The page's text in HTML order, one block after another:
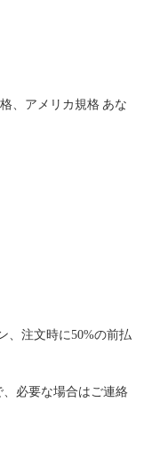
、アメリカ規格 あな
、注文時に50%の前払
、必要な場合はご連絡